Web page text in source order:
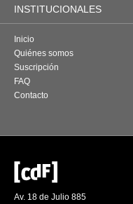
INSTITUCIONALES
Inicio
Quiénes somos
Suscripción
FAQ
Contacto
Av. 18 de Julio 885